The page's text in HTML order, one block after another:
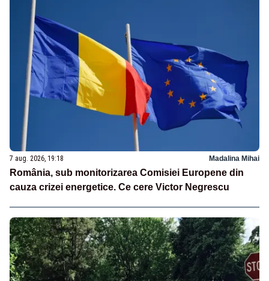
7 aug. 2026, 19:18 Madalina Mihai
România, sub monitorizarea Comisiei Europene din
cauza crizei energetice. Ce cere Victor Negrescu